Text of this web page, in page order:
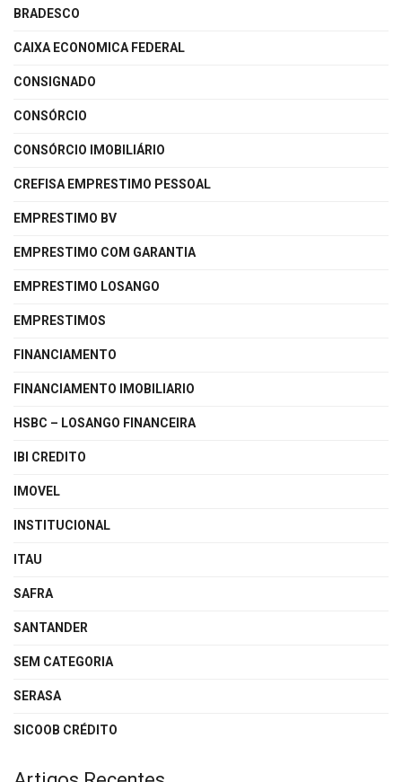
BRADESCO
CAIXA ECONOMICA FEDERAL
CONSIGNADO
CONSÓRCIO
CONSÓRCIO IMOBILIÁRIO
CREFISA EMPRESTIMO PESSOAL
EMPRESTIMO BV
EMPRESTIMO COM GARANTIA
EMPRESTIMO LOSANGO
EMPRESTIMOS
FINANCIAMENTO
FINANCIAMENTO IMOBILIARIO
HSBC – LOSANGO FINANCEIRA
IBI CREDITO
IMOVEL
INSTITUCIONAL
ITAU
SAFRA
SANTANDER
SEM CATEGORIA
SERASA
SICOOB CRÉDITO